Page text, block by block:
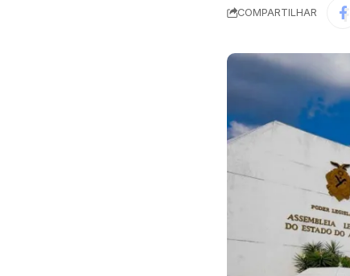
COMPARTILHAR